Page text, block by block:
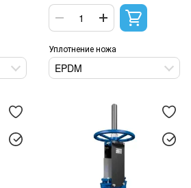
Уплотнение ножа
EPDM